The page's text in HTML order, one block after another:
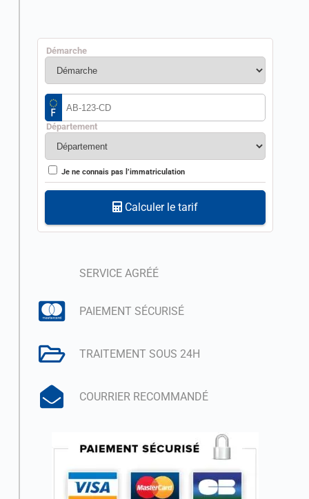
Démarche
Département
Je ne connais pas l’immatriculation
Calculer le tarif
SERVICE AGRÉÉ
PAIEMENT SÉCURISÉ
TRAITEMENT SOUS 24H
COURRIER RECOMMANDÉ